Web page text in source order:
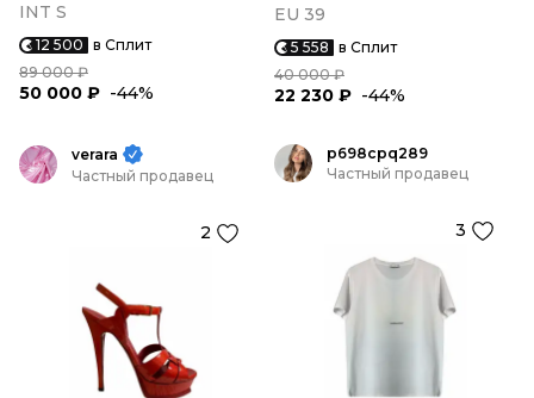
INT S
12 500 в Сплит
89 000 ₽
50 000 ₽ -44%
EU 39
5 558 в Сплит
40 000 ₽
22 230 ₽ -44%
verara
Частный продавец
2
p698cpq289
Частный продавец
3